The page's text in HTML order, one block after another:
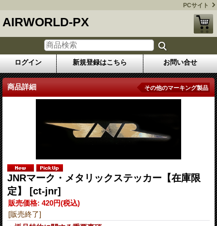
PCサイト
AIRWORLD-PX
ログイン 新規登録はこちら お問い合せ
商品詳細 その他のマーキング製品
JNRマーク・メタリックステッカー【在庫限
定】
[ct-jnr]
販売価格: 420円(税込)
[販売終了]